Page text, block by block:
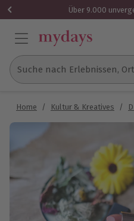
Über 9.000
Suche nach Erlebnissen,
Home / Kultur & Kreatives /